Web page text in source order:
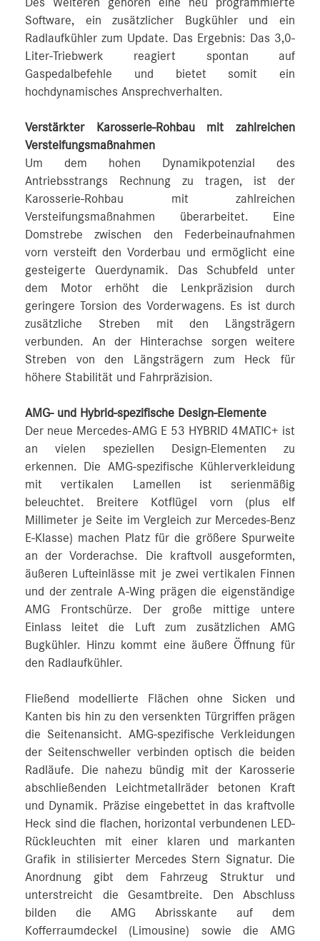
Des Weiteren gehören eine neu programmierte
Software, ein zusätzlicher Bugkühler und ein
Radlaufkühler zum Update. Das Ergebnis: Das 3,0-
Liter-Triebwerk reagiert spontan auf
Gaspedalbefehle und bietet somit ein
hochdynamisches Ansprechverhalten.
Verstärkter Karosserie-Rohbau mit zahlreichen
Versteifungsmaßnahmen
Um dem hohen Dynamikpotenzial des
Antriebsstrangs Rechnung zu tragen, ist der
Karosserie-Rohbau mit zahlreichen
Versteifungsmaßnahmen überarbeitet. Eine
Domstrebe zwischen den Federbeinaufnahmen
vorn versteift den Vorderbau und ermöglicht eine
gesteigerte Querdynamik. Das Schubfeld unter
dem Motor erhöht die Lenkpräzision durch
geringere Torsion des Vorderwagens. Es ist durch
zusätzliche Streben mit den Längsträgern
verbunden. An der Hinterachse sorgen weitere
Streben von den Längsträgern zum Heck für
höhere Stabilität und Fahrpräzision.
AMG- und Hybrid-spezifische Design-Elemente
Der neue Mercedes-AMG E 53 HYBRID 4MATIC+ ist
an vielen speziellen Design-Elementen zu
erkennen. Die AMG-spezifische Kühlerverkleidung
mit vertikalen Lamellen ist serienmäßig
beleuchtet. Breitere Kotflügel vorn (plus elf
Millimeter je Seite im Vergleich zur Mercedes-Benz
E-Klasse) machen Platz für die größere Spurweite
an der Vorderachse. Die kraftvoll ausgeformten,
äußeren Lufteinlässe mit je zwei vertikalen Finnen
und der zentrale A-Wing prägen die eigenständige
AMG Frontschürze. Der große mittige untere
Einlass leitet die Luft zum zusätzlichen AMG
Bugkühler. Hinzu kommt eine äußere Öffnung für
den Radlaufkühler.
Fließend modellierte Flächen ohne Sicken und
Kanten bis hin zu den versenkten Türgriffen prägen
die Seitenansicht. AMG-spezifische Verkleidungen
der Seitenschweller verbinden optisch die beiden
Radläufe. Die nahezu bündig mit der Karosserie
abschließenden Leichtmetallräder betonen Kraft
und Dynamik. Präzise eingebettet in das kraftvolle
Heck sind die flachen, horizontal verbundenen LED-
Rückleuchten mit einer klaren und markanten
Grafik in stilisierter Mercedes Stern Signatur. Die
Anordnung gibt dem Fahrzeug Struktur und
unterstreicht die Gesamtbreite. Den Abschluss
bilden die AMG Abrisskante auf dem
Kofferraumdeckel (Limousine) sowie die AMG